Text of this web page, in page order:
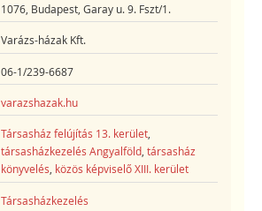
1076, Budapest, Garay u. 9. Fszt/1.
Varázs-házak Kft.
06-1/239-6687
varazshazak.hu
Társasház felújítás 13. kerület,
társasházkezelés Angyalföld,társasház
könyvelés, közös képviselő XIII. kerület
Társasházkezelés